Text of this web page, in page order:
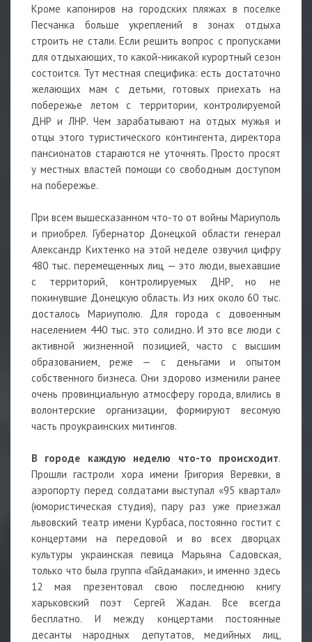
Кроме капониров на городских пляжах в поселке
Песчанка больше укреплений в зонах отдыха
строить не стали. Если решить вопрос с пропусками
для отдыхающих, то какой-никакой курортный сезон
состоится. Тут местная специфика: есть достаточно
желающих мам с детьми, готовых приехать на
побережье летом с территории, контролируемой
ДНР и ЛНР. Чем зарабатывают на отдых мужья и
отцы этого туристического контингента, директора
пансионатов стараются не уточнять. Просто просят
у местных властей помощи со свободным доступом
на побережье.
При всем вышесказанном что-то от войны Мариуполь
и приобрел. Губернатор Донецкой области генерал
Александр Кихтенко на этой неделе озвучил цифру
480 тыс. перемещенных лиц — это люди, выехавшие
с территорий, контролируемых ДНР, но не
покинувшие Донецкую область. Из них около 60 тыс.
досталось Мариуполю. Для города с довоенным
населением 440 тыс. это солидно. И это все люди с
активной жизненной позицией, часто с высшим
образованием, реже — с деньгами и опытом
собственного бизнеса. Они здорово изменили ранее
очень провинциальную атмосферу города, влились в
волонтерские организации, формируют весомую
часть проукраинских митингов.
В городе каждую неделю что-то происходит.
Прошли гастроли хора имени Григория Веревки, в
аэропорту перед солдатами выступал «95 квартал»
(юмористическая студия), пару раз уже приезжал
львовский театр имени Курбаса, постоянно гостит с
концертами на передовой и во всех дворцах
культуры украинская певица Марьяна Садовская,
только что была группа «Гайдамаки», и именно здесь
12 мая презентовал свою последнюю книгу
харьковский поэт Сергей Жадан. Все всегда
бесплатно. И между концертами постоянные
десанты народных депутатов, медийных лиц,